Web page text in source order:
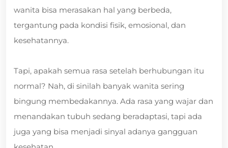
wanita bisa merasakan hal yang berbeda,
tergantung pada kondisi fisik, emosional, dan
kesehatannya.
Tapi, apakah semua rasa setelah berhubungan itu
normal? Nah, di sinilah banyak wanita sering
bingung membedakannya. Ada rasa yang wajar dan
menandakan tubuh sedang beradaptasi, tapi ada
juga yang bisa menjadi sinyal adanya gangguan